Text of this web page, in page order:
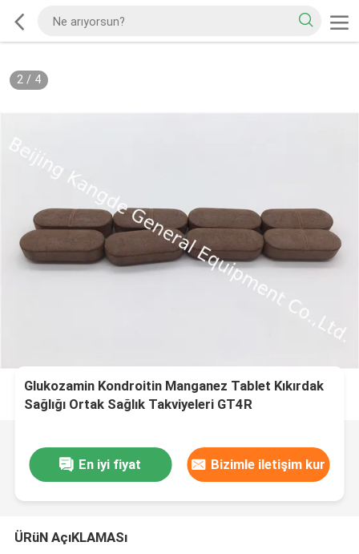
2/ 4
Glukozamin Kondroitin Manganez Tablet Kıkırdak
Sağlığı Ortak Sağlık Takviyeleri GT4R
En iyi fiyat Bizimle iletişim kur
ÜRüN AçıKLAMASı